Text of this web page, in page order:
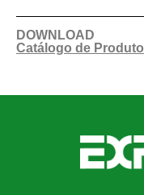
DOWNLOAD
Catálogo de Produto